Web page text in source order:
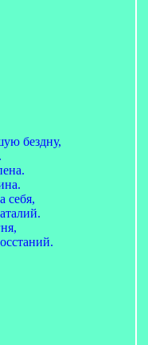
бездну,
себя,